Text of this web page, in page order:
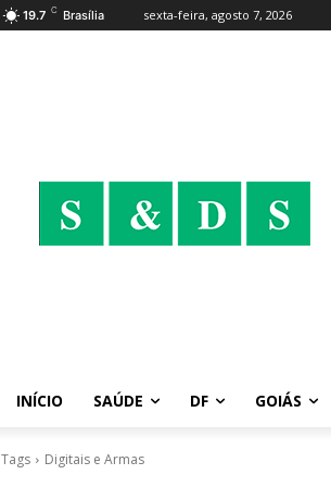
19.7 C Brasília sexta-feira, agosto 7, 2026
INÍCIO SAÚDE DF GOIÁS
Tags Digitais e Armas